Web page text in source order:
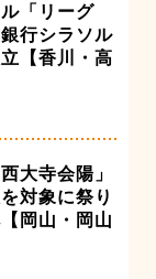
「リーグ
行シラソル
【香川・高
大寺会陽」
対象に祭り
岡山・岡山